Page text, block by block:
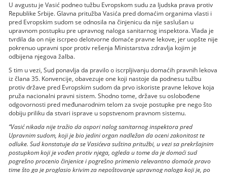
U avgustu je Vasić podneo tužbu Evropskom sudu za ljudska prava protiv
Republike Srbije. Glavna pritužba Vasića pred domaćim organima vlasti i
pred Evropskim sudom se odnosila na činjenicu da nije saslušan u
upravnom postupku pre upravnog naloga sanitarnog inspektora. Vlada je
tvrdila da on nije iscrpeo delotvorne domaće pravne lekove, jer uopšte nije
pokrenuo upravni spor protiv rešenja Ministarstva zdravlja kojim je
odbijena njegova žalba.
S tim u vezi, Sud ponavlja da pravilo o iscrpljivanju domaćih pravnih lekova
iz člana 35. Konvencije, obavezuje one koji nastoje da podnesu tužbu
protiv države pred Evropskim sudom da prvo iskoriste pravne lekove koja
pruža nacionalni pravni sistem. Shodno tome, države su oslobođene
odgovornosti pred međunarodnim telom za svoje postupke pre nego što
dobiju priliku da stvari isprave u sopstvenom pravnom sistemu.
“Vasić nikada nije tražio da ospori nalog sanitarnog inspektora pred
Upravnim sudom, koji je bio jedini organ nadležan da oceni zakonitost te
odluke. Sud konstatuje da se Vasićeva suština pritužbi, u vezi sa prekršajnim
postupkom koji je vođen protiv njega, ogleda u tome da je domaći sud
pogrešno procenio činjenice i pogrešno primenio relevantno domaće pravo
time što ga je proglasio krivim za nepoštovanje upravnog naloga koji je, po